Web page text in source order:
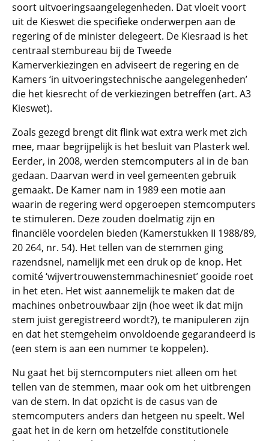
soort uitvoeringsaangelegenheden. Dat vloeit voort
uit de Kieswet die specifieke onderwerpen aan de
regering of de minister delegeert. De Kiesraad is het
centraal stembureau bij de Tweede
Kamerverkiezingen en adviseert de regering en de
Kamers ‘in uitvoeringstechnische aangelegenheden’
die het kiesrecht of de verkiezingen betreffen (art. A3
Kieswet).
Zoals gezegd brengt dit flink wat extra werk met zich
mee, maar begrijpelijk is het besluit van Plasterk wel.
Eerder, in 2008, werden stemcomputers al in de ban
gedaan. Daarvan werd in veel gemeenten gebruik
gemaakt. De Kamer nam in 1989 een motie aan
waarin de regering werd opgeroepen stemcomputers
te stimuleren. Deze zouden doelmatig zijn en
financiële voordelen bieden (Kamerstukken II 1988/89,
20 264, nr. 54). Het tellen van de stemmen ging
razendsnel, namelijk met een druk op de knop. Het
comité ‘wijvertrouwenstemmachinesniet’ gooide roet
in het eten. Het wist aannemelijk te maken dat de
machines onbetrouwbaar zijn (hoe weet ik dat mijn
stem juist geregistreerd wordt?), te manipuleren zijn
en dat het stemgeheim onvoldoende gegarandeerd is
(een stem is aan een nummer te koppelen).
Nu gaat het bij stemcomputers niet alleen om het
tellen van de stemmen, maar ook om het uitbrengen
van de stem. In dat opzicht is de casus van de
stemcomputers anders dan hetgeen nu speelt. Wel
gaat het in de kern om hetzelfde constitutionele